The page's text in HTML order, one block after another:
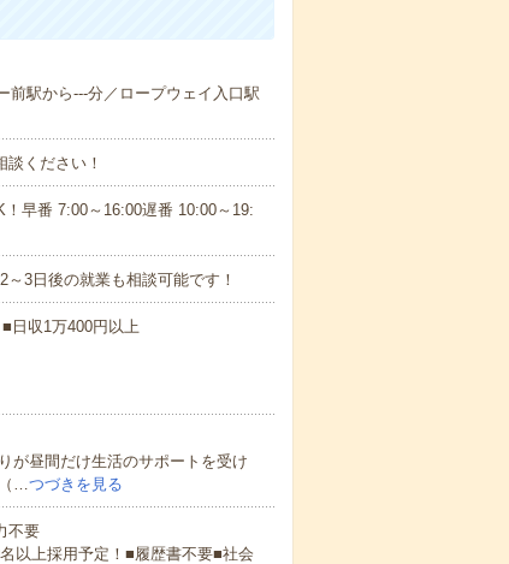
前駅から---分／ロープウェイ入口駅
ください！
早番 7:00～16:00遅番 10:00～19:
3日後の就業も相談可能です！
収1万400円以上
昼間だけ生活のサポートを受け
（…つづきを見る
不要
以上採用予定！■履歴書不要■社会